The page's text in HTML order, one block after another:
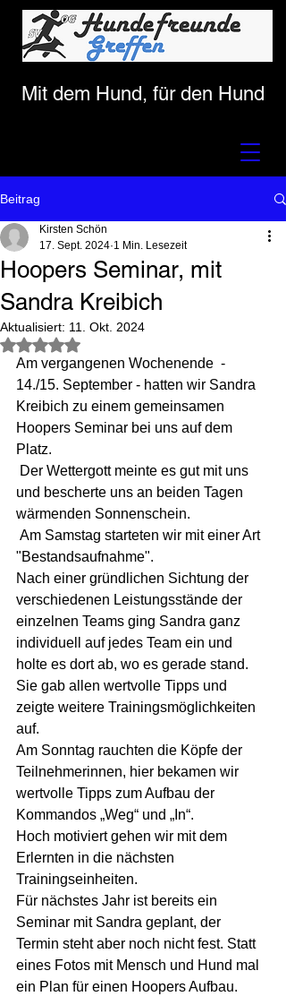
Mit dem Hund, für den Hund
Beitrag
Hoopers Seminar, mit
Sandra Kreibich
Kirsten Schön
17. Sept. 2024 1 Min. Lesezeit
Aktualisiert: 11. Okt. 2024
Mit NaN von 5 Sternen bewertet.
Am vergangenen Wochenende  -
14./15. September - hatten wir Sandra
Kreibich zu einem gemeinsamen
Hoopers Seminar bei uns auf dem
Platz.
Der Wettergott meinte es gut mit uns
und bescherte uns an beiden Tagen
wärmenden Sonnenschein.
Am Samstag starteten wir mit einer Art
"Bestandsaufnahme".
Nach einer gründlichen Sichtung der
verschiedenen Leistungsstände der
einzelnen Teams ging Sandra ganz
individuell auf jedes Team ein und
holte es dort ab, wo es gerade stand.
Sie gab allen wertvolle Tipps und
zeigte weitere Trainingsmöglichkeiten
auf.
Am Sonntag rauchten die Köpfe der
Teilnehmerinnen, hier bekamen wir
wertvolle Tipps zum Aufbau der
Kommandos „Weg“ und „In“.
Hoch motiviert gehen wir mit dem
Erlernten in die nächsten
Trainingseinheiten.
Für nächstes Jahr ist bereits ein
Seminar mit Sandra geplant, der
Termin steht aber noch nicht fest. Statt
eines Fotos mit Mensch und Hund mal
ein Plan für einen Hoopers Aufbau.